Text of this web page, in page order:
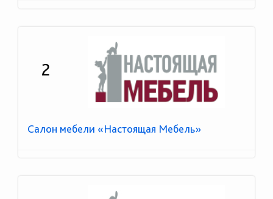
2
Салон мебели «Настоящая Мебель»